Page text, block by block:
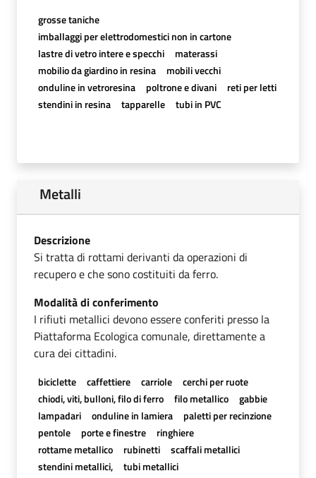
grosse taniche
imballaggi per elettrodomestici non in cartone
lastre di vetro intere e specchi
materassi
mobilio da giardino in resina
mobili vecchi
onduline in vetroresina
poltrone e divani
reti per letti
stendini in resina
tapparelle tubi in PVC
Metalli
Descrizione
Si tratta di rottami derivanti da operazioni di
recupero e che sono costituiti da ferro.
Modalità di conferimento
I rifiuti metallici devono essere conferiti presso la
Piattaforma Ecologica comunale, direttamente a
cura dei cittadini.
biciclette caffettiere carriole
cerchi per ruote
chiodi, viti, bulloni, filo di ferro
filo metallico
gabbie
lampadari
onduline in lamiera
paletti per recinzione
pentole
porte e finestre
ringhiere
rottame metallico
rubinetti
scaffali metallici
stendini metallici,
tubi metallici